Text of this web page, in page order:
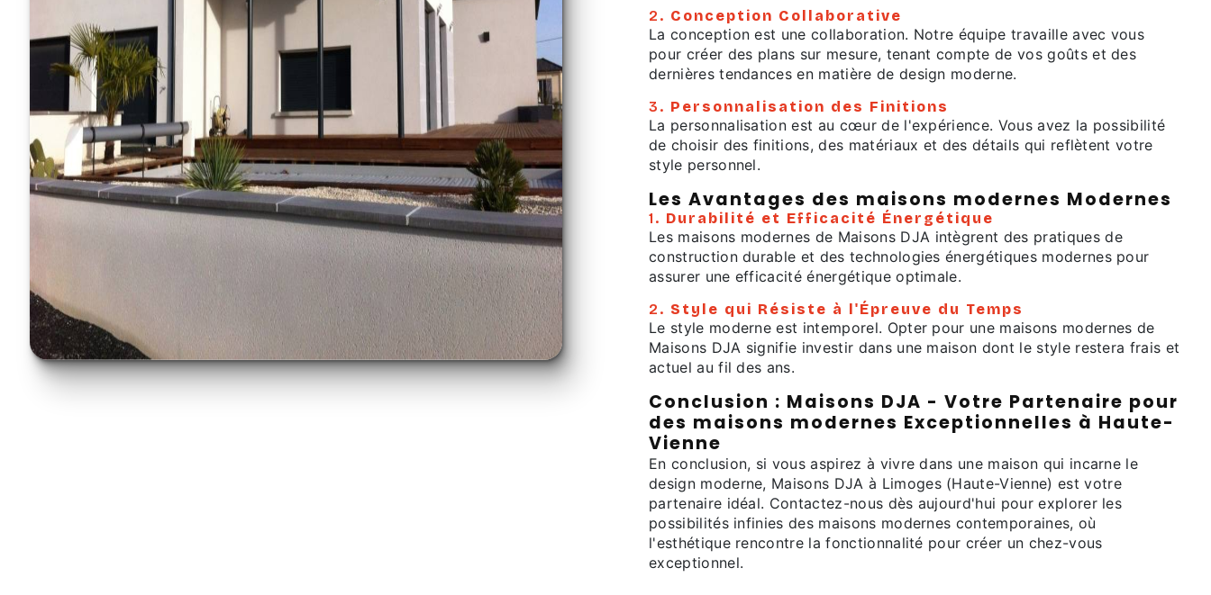
2. Conception Collaborative
La conception est une collaboration. Notre équipe travaille avec vous
pour créer des plans sur mesure, tenant compte de vos goûts et des
dernières tendances en matière de design moderne.
3. Personnalisation des Finitions
La personnalisation est au cœur de l'expérience. Vous avez la possibilité
de choisir des finitions, des matériaux et des détails qui reflètent votre
style personnel.
Les Avantages des maisons modernes Modernes
1. Durabilité et Efficacité Énergétique
Les maisons modernes de Maisons DJA intègrent des pratiques de
construction durable et des technologies énergétiques modernes pour
assurer une efficacité énergétique optimale.
2. Style qui Résiste à l'Épreuve du Temps
Le style moderne est intemporel. Opter pour une maisons modernes de
Maisons DJA signifie investir dans une maison dont le style restera frais et
actuel au fil des ans.
Conclusion : Maisons DJA - Votre Partenaire pour
des maisons modernes Exceptionnelles à Haute-
Vienne
En conclusion, si vous aspirez à vivre dans une maison qui incarne le
design moderne, Maisons DJA à Limoges (Haute-Vienne) est votre
partenaire idéal. Contactez-nous dès aujourd'hui pour explorer les
possibilités infinies des maisons modernes contemporaines, où
l'esthétique rencontre la fonctionnalité pour créer un chez-vous
exceptionnel.